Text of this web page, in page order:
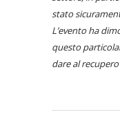
stato
L’evento ha
questo
dare al